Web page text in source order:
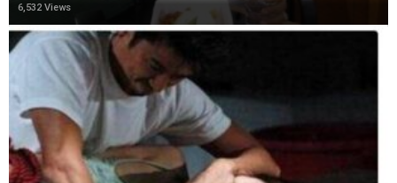
6,532 Views